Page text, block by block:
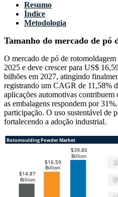
Resumo
Índice
Metodologia
Tamanho do mercado de pó
O mercado de pó de
2025 e deve crescer para US$
bilhões em 2027, atingindo
registrando um CAGR de 11,58%
aplicações automotivas contribuem
as embalagens respondem por
participação. O uso sustentável de
fortalecendo a adoção industrial.